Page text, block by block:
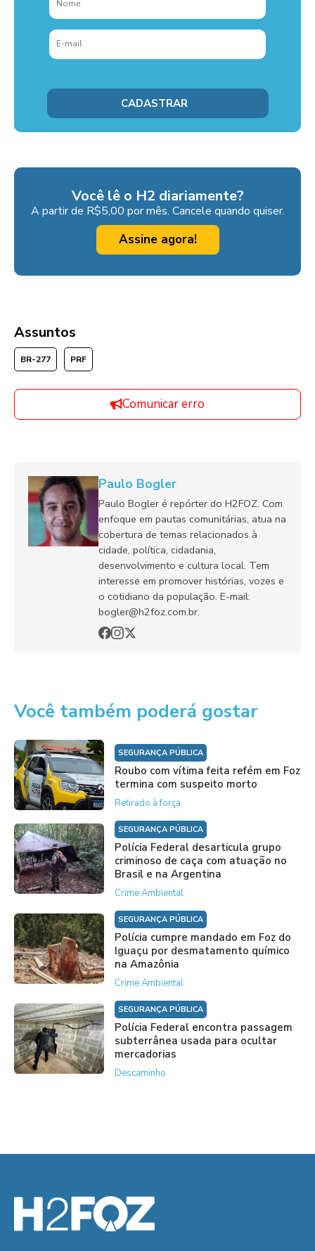
Você lê o H2 diariamente?
A partir de R$5,00 por mês. Cancele quando quiser.
Assine agora!
Assuntos
BR-277 PRF
Comunicar erro
Paulo Bogler
Paulo Bogler é repórter do H2FOZ. Com
enfoque em pautas comunitárias, atua na
cobertura de temas relacionados à
cidade, política, cidadania,
desenvolvimento e cultura local. Tem
interesse em promover histórias, vozes e
o cotidiano da população. E-mail:
bogler@h2foz.com.br.
Você também poderá gostar
SEGURANÇA PÚBLICA
Roubo com vítima feita refém em Foz
termina com suspeito morto
Retirado à força
SEGURANÇA PÚBLICA
Polícia Federal desarticula grupo
criminoso de caça com atuação no
Brasil e na Argentina
Crime Ambiental
SEGURANÇA PÚBLICA
Polícia cumpre mandado em Foz do
Iguaçu por desmatamento químico
na Amazônia
Crime Ambiental
SEGURANÇA PÚBLICA
Polícia Federal encontra passagem
subterrânea usada para ocultar
mercadorias
Descaminho